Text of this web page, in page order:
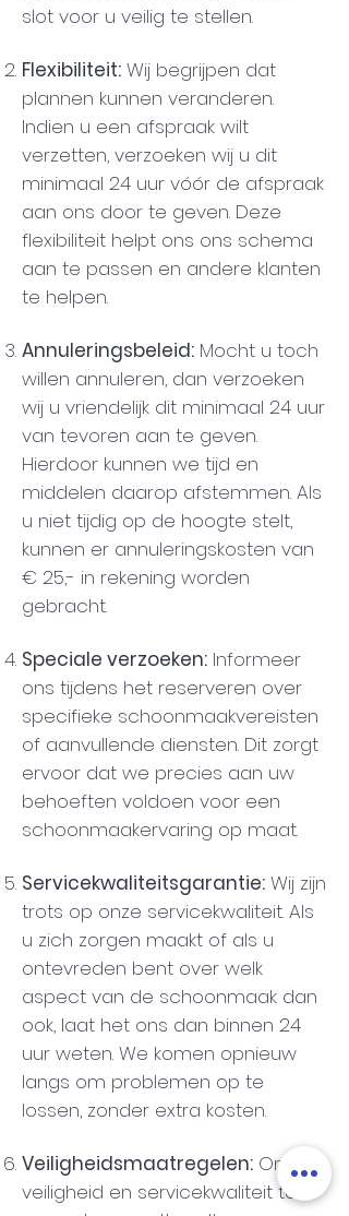
slot voor u veilig te stellen.
Flexibiliteit: Wij begrijpen dat
plannen kunnen veranderen.
Indien u een afspraak wilt
verzetten, verzoeken wij u dit
minimaal 24 uur vóór de afspraak
aan ons door te geven. Deze
flexibiliteit helpt ons ons schema
aan te passen en andere klanten
te helpen.
Annuleringsbeleid: Mocht u toch
willen annuleren, dan verzoeken
wij u vriendelijk dit minimaal 24 uur
van tevoren aan te geven.
Hierdoor kunnen we tijd en
middelen daarop afstemmen. Als
u niet tijdig op de hoogte stelt,
kunnen er annuleringskosten van
€ 25,- in rekening worden
gebracht.
Speciale verzoeken: Informeer
ons tijdens het reserveren over
specifieke schoonmaakvereisten
of aanvullende diensten. Dit zorgt
ervoor dat we precies aan uw
behoeften voldoen voor een
schoonmaakervaring op maat.
Servicekwaliteitsgarantie: Wij zijn
trots op onze servicekwaliteit. Als
u zich zorgen maakt of als u
ontevreden bent over welk
aspect van de schoonmaak dan
ook, laat het ons dan binnen 24
uur weten. We komen opnieuw
langs om problemen op te
lossen, zonder extra kosten.
Veiligheidsmaatregelen: Om de
veiligheid en servicekwaliteit te